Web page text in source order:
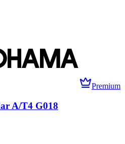
Premium
A/T4 G018